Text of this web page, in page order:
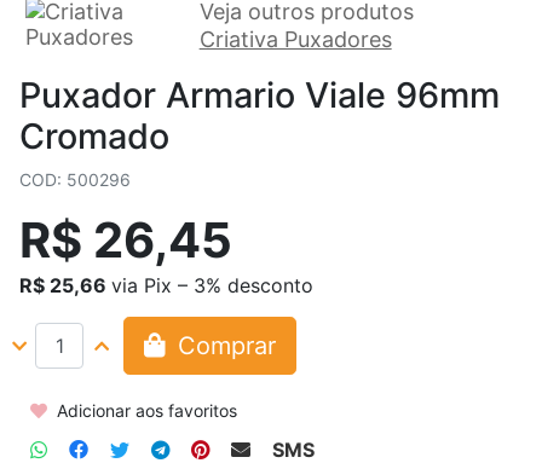
Veja outros produtos
Criativa Puxadores
Puxador Armario Viale 96mm
Cromado
COD: 500296
R$ 26,45
R$ 25,66 via Pix – 3% desconto
Comprar
Adicionar aos favoritos
SMS